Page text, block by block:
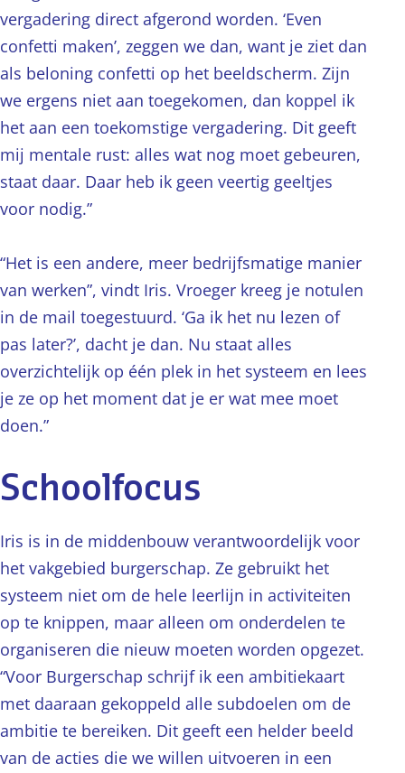
vergadering direct afgerond worden. ‘Even
confetti maken’, zeggen we dan, want je ziet dan
als beloning confetti op het beeldscherm. Zijn
we ergens niet aan toegekomen, dan koppel ik
het aan een toekomstige vergadering. Dit geeft
mij mentale rust: alles wat nog moet gebeuren,
staat daar. Daar heb ik geen veertig geeltjes
voor nodig.”
“Het is een andere, meer bedrijfsmatige manier
van werken”, vindt Iris. Vroeger kreeg je notulen
in de mail toegestuurd. ‘Ga ik het nu lezen of
pas later?’, dacht je dan. Nu staat alles
overzichtelijk op één plek in het systeem en lees
je ze op het moment dat je er wat mee moet
doen.”
Schoolfocus
Iris is in de middenbouw verantwoordelijk voor
het vakgebied burgerschap. Ze gebruikt het
systeem niet om de hele leerlijn in activiteiten
op te knippen, maar alleen om onderdelen te
organiseren die nieuw moeten worden opgezet.
“Voor Burgerschap schrijf ik een ambitiekaart
met daaraan gekoppeld alle subdoelen om de
ambitie te bereiken. Dit geeft een helder beeld
van de acties die we willen uitvoeren in een